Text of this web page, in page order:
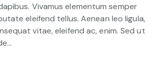
Vivamus elementum semper
eleifend tellus. Aenean leo ligula,
vitae, eleifend ac, enim. Sed ut